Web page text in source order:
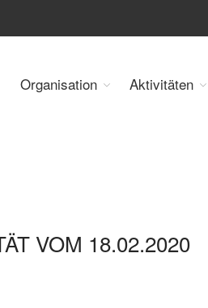
Organisation Aktivitäten
VOM 18.02.2020